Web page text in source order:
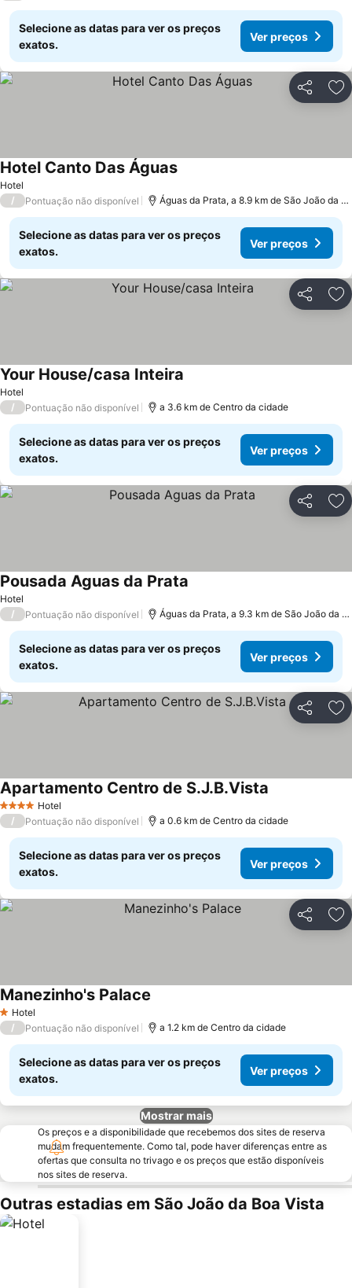
Selecione as datas para ver os preços
exatos.
Ver preços
Partilhar
Hotel
Hotel Canto Das Águas
/ Pontuação não disponível Águas da Prata, a 8.9 km de São João da Boa Vista
Selecione as datas para ver os preços
exatos.
Ver preços
Partilhar
Hotel
Your House/casa Inteira
/ Pontuação não disponível a 3.6 km de Centro da cidade
Selecione as datas para ver os preços
exatos.
Ver preços
Partilhar
Hotel
Pousada Aguas da Prata
/ Pontuação não disponível Águas da Prata, a 9.3 km de São João da Boa Vista
Selecione as datas para ver os preços
exatos.
Ver preços
Partilhar
4 EstrelasHotel
Apartamento Centro de S.J.B.Vista
/ Pontuação não disponível a 0.6 km de Centro da cidade
Selecione as datas para ver os preços
exatos.
Ver preços
Partilhar
1 Estrelas
Hotel
Manezinho's Palace
/ Pontuação não disponível a 1.2 km de Centro da cidade
Selecione as datas para ver os preços
exatos.
Ver preços
Mostrar mais
Os preços e a disponibilidade que recebemos dos sites de reserva
mudam frequentemente. Como tal, pode haver diferenças entre as
ofertas que consulta no trivago e os preços que estão disponíveis
nos sites de reserva.
Outras estadias em São João da Boa Vista